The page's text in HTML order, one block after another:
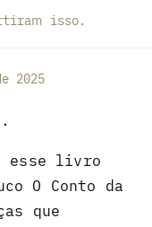
isso.
2025
esse livro
O Conto da
que